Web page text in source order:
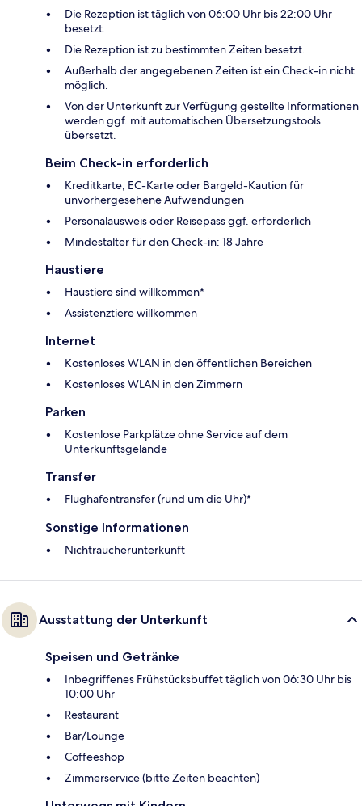
Die Rezeption ist täglich von 06:00 Uhr bis 22:00 Uhr
besetzt.
Die Rezeption ist zu bestimmten Zeiten besetzt.
Außerhalb der angegebenen Zeiten ist ein Check-in nicht
möglich.
Von der Unterkunft zur Verfügung gestellte Informationen
werden ggf. mit automatischen Übersetzungstools
übersetzt.
Beim Check-in erforderlich
Kreditkarte, EC-Karte oder Bargeld-Kaution für
unvorhergesehene Aufwendungen
Personalausweis oder Reisepass ggf. erforderlich
Mindestalter für den Check-in: 18 Jahre
Haustiere
Haustiere sind willkommen*
Assistenztiere willkommen
Internet
Kostenloses WLAN in den öffentlichen Bereichen
Kostenloses WLAN in den Zimmern
Parken
Kostenlose Parkplätze ohne Service auf dem
Unterkunftsgelände
Transfer
Flughafentransfer (rund um die Uhr)*
Sonstige Informationen
Nichtraucherunterkunft
Ausstattung der Unterkunft
Speisen und Getränke
Inbegriffenes Frühstücksbuffet täglich von 06:30 Uhr bis
10:00 Uhr
Restaurant
Bar/Lounge
Coffeeshop
Zimmerservice (bitte Zeiten beachten)